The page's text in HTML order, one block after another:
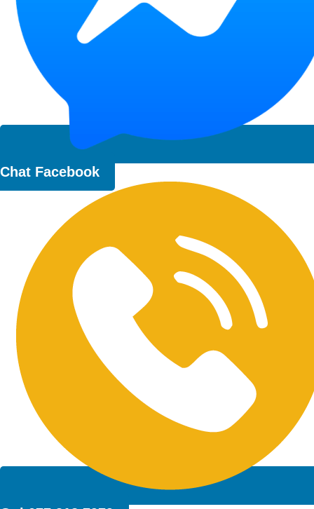
Chat Facebook